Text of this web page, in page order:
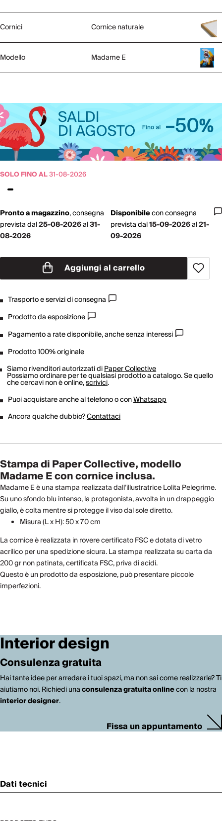
Cornici Cornice naturale
Modello Madame E
SOLO FINO AL31-08-2026
Pronto a magazzino,consegna
prevista dal25-08-2026al31-
08-2026
Disponibileconconsegna
prevista dal15-09-2026al21-
09-2026
Aggiungi al carrello
Trasporto e servizi di consegna
Prodotto da esposizione
Pagamento a rate disponibile, anche senza interessi
Prodotto 100% originale
Siamo rivenditori autorizzati diPaper Collective
Possiamo ordinare per te qualsiasi prodotto a catalogo. Se quello
che cercavi non è online,scrivici.
Puoi acquistare anche al telefono o conWhatsapp
Ancora qualche dubbio?Contattaci
Stampa di Paper Collective, modello
Madame E con cornice inclusa.
Madame E è una stampa realizzata dall’illustratrice Lolita Pelegrime.
Su uno sfondo blu intenso, la protagonista, avvolta in un drappeggio
giallo, è colta mentre si protegge il viso dal sole diretto.
Misura (L x H): 50 x 70 cm
La cornice è realizzata in rovere certificato FSC e dotata di vetro
acrilico per una spedizione sicura. La stampa realizzata su carta da
200 gr non patinata, certificata FSC, priva di acidi.
Questo è un prodotto da esposizione, può presentare piccole
imperfezioni.
Interior design
Consulenza gratuita
Hai tante idee per arredare i tuoi spazi, ma non sai come realizzarle? Ti
aiutiamo noi. Richiedi unaconsulenza gratuita onlinecon la nostra
interior designer.
Fissa un appuntamento
Dati tecnici